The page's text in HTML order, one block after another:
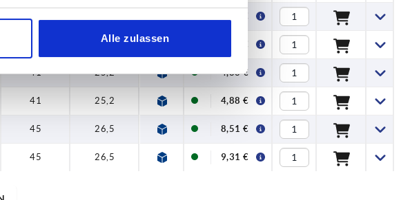
Alle zulassen
3,96 €
22,9 4,25 €
41 25,2 4,88 €
41 25,2 4,88 €
45 26,5 8,51 €
45 26,5 9,31 €